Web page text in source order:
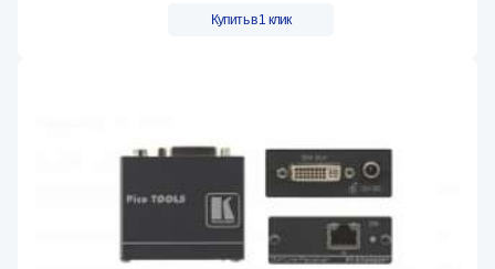
Купить в 1 клик